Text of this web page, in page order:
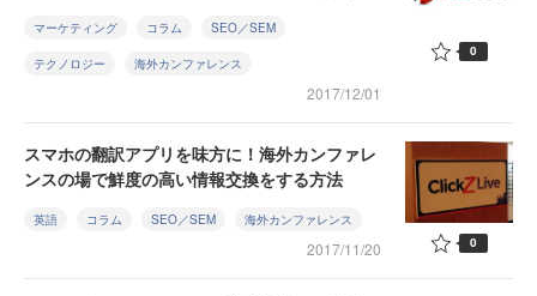
マーケティング コラム SEO／SEM
テクノロジー 海外カンファレンス
2017/12/01
0
スマホの翻訳アプリを味方に！海外カンファレ
ンスの場で鮮度の高い情報交換をする方法
英語 コラム SEO／SEM 海外カンファレンス
2017/11/20 0